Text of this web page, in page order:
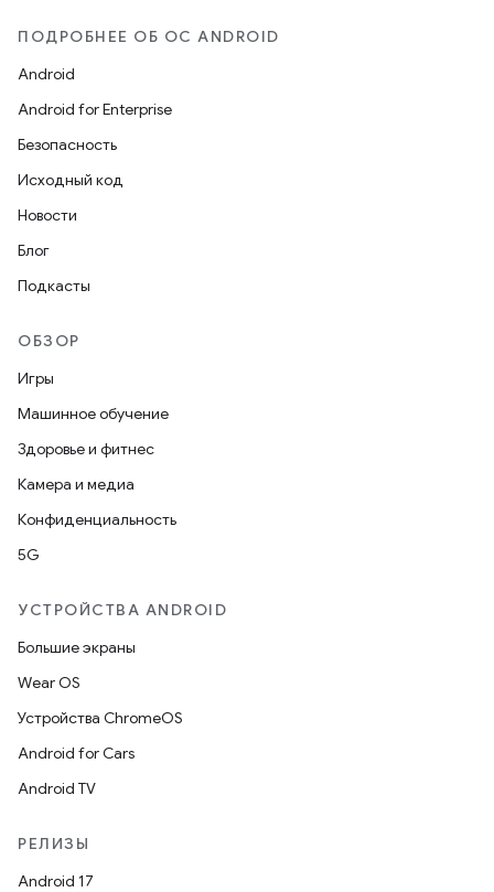
ПОДРОБНЕЕ ОБ ОС ANDROID
Android
Android for Enterprise
Безопасность
Исходный код
Новости
Блог
Подкасты
ОБЗОР
Игры
Машинное обучение
Здоровье и фитнес
Камера и медиа
Конфиденциальность
5G
УСТРОЙСТВА ANDROID
Большие экраны
Wear OS
Устройства ChromeOS
Android for Cars
Android TV
РЕЛИЗЫ
Android 17